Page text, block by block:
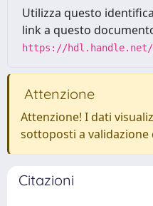
Utilizza questo
link a questo
https://hdl.handle.net/
Attenzione
Attenzione! I dati
sottoposti a
Citazioni